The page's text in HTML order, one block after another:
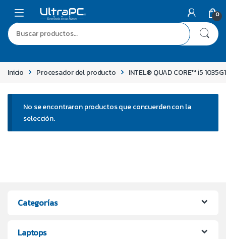
0
Inicio Procesador del producto INTEL® QUAD CORE™ i5
No se encontraron productos que concuerden con la
selección.
Categorías
Laptops